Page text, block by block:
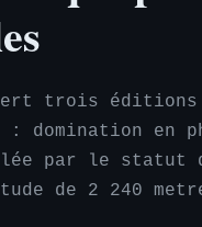
trois éditions
: domination en
par le statut
de 2 240